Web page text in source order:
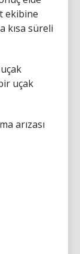
ekibine
kısa süreli
uçak
arızası